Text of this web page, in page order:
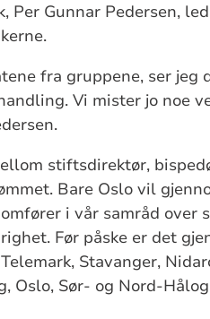
Per Gunnar Pedersen,
fra gruppene, ser jeg
Vi mister jo noe
stiftsdirektør,
Bare Oslo vil
i vår samråd over
Før påske er det
Stavanger,
Oslo, Sør- og Nord-